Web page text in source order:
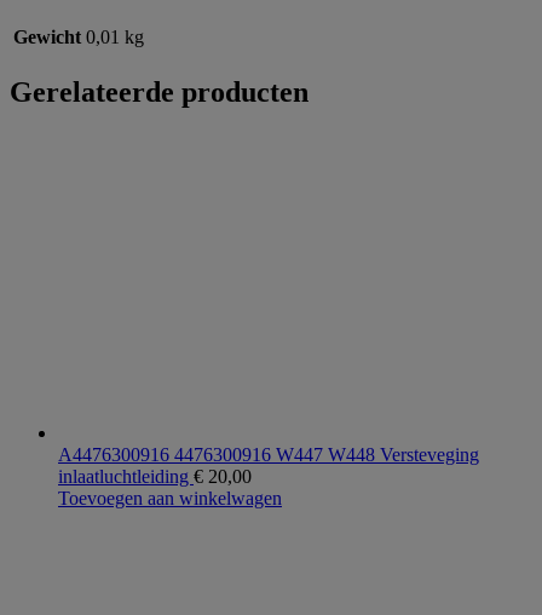
Gewicht 0,01 kg
Gerelateerde producten
A4476300916 4476300916 W447 W448 Versteveging
inlaatluchtleiding € 20,00
Toevoegen aan winkelwagen